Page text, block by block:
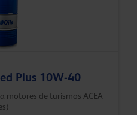
Plus 10W-40
motores de turismos ACEA